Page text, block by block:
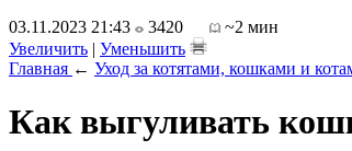
03.11.2023 21:43
3420
~2 мин
Увеличить | Уменьшить
Главная ← Уход за котятами, кошками и
Как выгуливать